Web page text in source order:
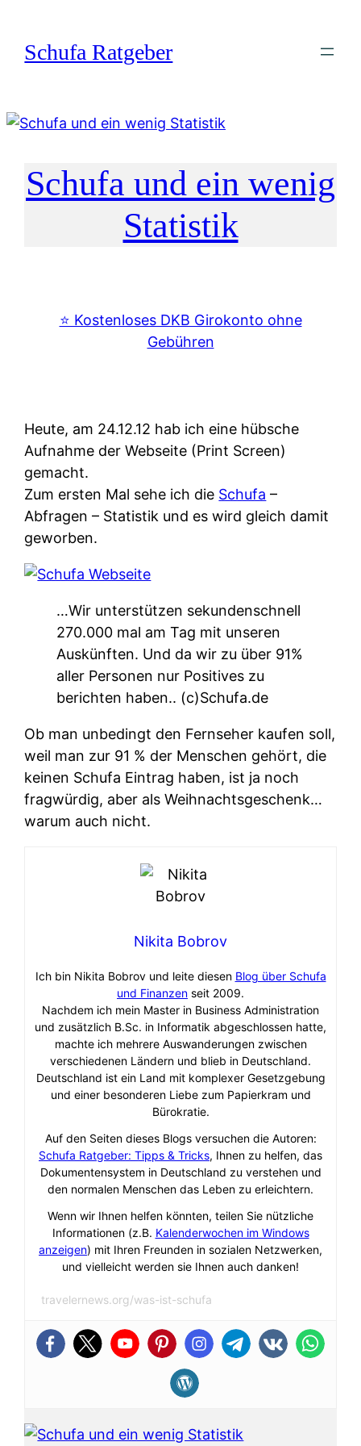
springen
Schufa Ratgeber
Schufa und ein wenig
Statistik
⭐️ Kostenloses DKB Girokonto ohne
Gebühren
Heute, am 24.12.12 hab ich eine hübsche
Aufnahme der Webseite (Print Screen)
gemacht.
Zum ersten Mal sehe ich die Schufa –
Abfragen – Statistik und es wird gleich damit
geworben.
…Wir unterstützen sekundenschnell
270.000 mal am Tag mit unseren
Auskünften. Und da wir zu über 91%
aller Personen nur Positives zu
berichten haben.. (c)Schufa.de
Ob man unbedingt den Fernseher kaufen soll,
weil man zur 91 % der Menschen gehört, die
keinen Schufa Eintrag haben, ist ja noch
fragwürdig, aber als Weihnachtsgeschenk…
warum auch nicht.
Nikita Bobrov
Ich bin Nikita Bobrov und leite diesen Blog über Schufa
und Finanzen seit 2009.
Nachdem ich mein Master in Business Administration
und zusätzlich B.Sc. in Informatik abgeschlossen hatte,
machte ich mehrere Auswanderungen zwischen
verschiedenen Ländern und blieb in Deutschland.
Deutschland ist ein Land mit komplexer Gesetzgebung
und einer besonderen Liebe zum Papierkram und
Bürokratie.
Auf den Seiten dieses Blogs versuchen die Autoren:
Schufa Ratgeber: Tipps & Tricks, Ihnen zu helfen, das
Dokumentensystem in Deutschland zu verstehen und
den normalen Menschen das Leben zu erleichtern.
Wenn wir Ihnen helfen könnten, teilen Sie nützliche
Informationen (z.B. Kalenderwochen im Windows
anzeigen) mit Ihren Freunden in sozialen Netzwerken,
und vielleicht werden sie Ihnen auch danken!
travelernews.org/was-ist-schufa